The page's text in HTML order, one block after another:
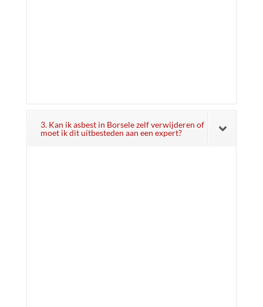
3. Kan ik asbest in Borsele zelf verwijderen of
moet ik dit uitbesteden aan een expert?